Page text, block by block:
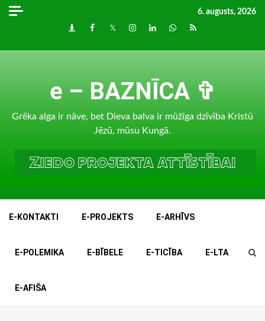
Skip
6. augusts, 2026
DraugiemFacebook
TwitterInstagram
LinkedInwhatsapp
RSS
e – BAZNĪCA ✞
Grēka alga ir nāve, bet Dieva balva ir mūžīga dzīvība Kristū
Jēzū, mūsu Kungā.
E-KONTAKTI E-PROJEKTS E-ARHĪVS
E-POLEMIKA E-BĪBELE E-TICĪBA E-LTA
E-AFIŠA